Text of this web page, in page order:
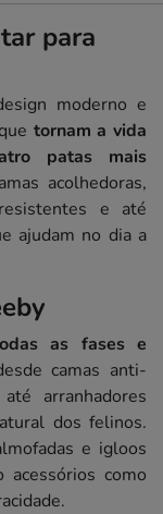
para
moderno e
tornam a vida
patas mais
acolhedoras,
e até
ajudam no dia a
as fases e
camas anti-
arranhadores
dos felinos.
e igloos
acessórios como